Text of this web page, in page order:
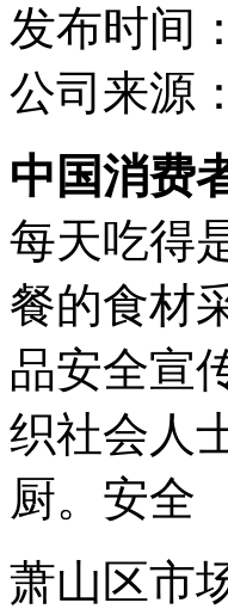
发布时间
公司 来源：
中国消费
每天吃得
餐的食材
品安全宣
织社会人
厨。安全
萧山区市